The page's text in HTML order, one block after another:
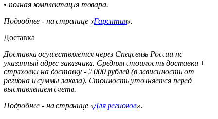
• полная комплектация товара.
Подробнее - на странице «Гарантия».
Доставка
Доставка осуществляется через Спецсвязь России на
указанный адрес заказчика. Средняя стоимость доставки +
страховки на доставку - 2 000 рублей (в зависимости от
региона и суммы заказа). Стоимость уточняется перед
выставлением счета.
Подробнее - на странице «Для регионов».